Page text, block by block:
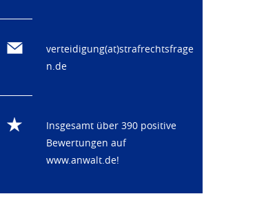
verteidigung(at)strafrechtsfrage
n.de
Insgesamt über 390 positive
Bewertungen auf
www.anwalt.de!